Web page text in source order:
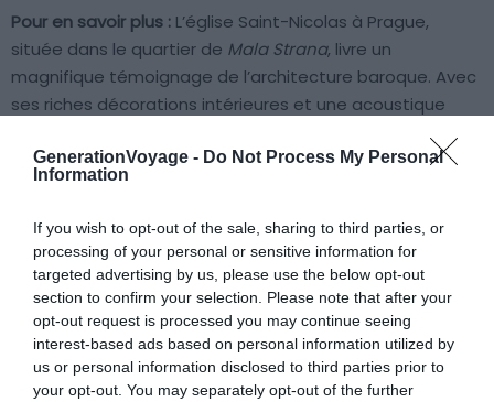
GenerationVoyage - Do Not Process My Personal
Information
If you wish to opt-out of the sale, sharing to third parties, or
processing of your personal or sensitive information for
targeted advertising by us, please use the below opt-out
section to confirm your selection. Please note that after your
opt-out request is processed you may continue seeing
interest-based ads based on personal information utilized by
us or personal information disclosed to third parties prior to
your opt-out. You may separately opt-out of the further
Pour en savoir plus : L’église Saint-Nicolas à Prague,
située dans le quartier de Mala Strana, livre un
magnifique témoignage de l’architecture baroque. Avec
ses riches décorations intérieures et une acoustique
incroyable, elle est le lieu parfait pour les concerts de
musique classique. Vous pouvez y assister àdes
représentations de musique baroque et classique
chorales. Un concert ici promet une expérience unique,
où la grandeur de l’espace rend la musique encore plus
touchante.
L’histoire de l’église est aussi intéressante. Pendant la
Seconde Guerre mondiale, la Gestapo a utilisé l’édifice